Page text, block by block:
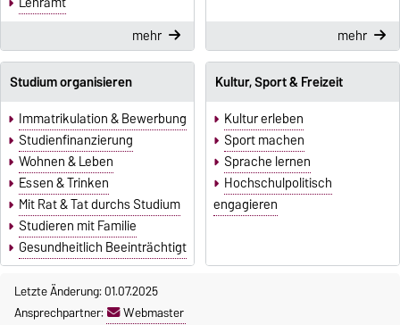
mehr
mehr
Studium organisieren
Immatrikulation & Bewerbung
Studienfinanzierung
Wohnen & Leben
Essen & Trinken
Mit Rat & Tat durchs Studium
Studieren mit Familie
Gesundheitlich Beeinträchtigt
Kultur, Sport & Freizeit
Kultur erleben
Sport machen
Sprache lernen
Hochschulpolitisch
engagieren
Letzte Änderung: 01.07.2025
Ansprechpartner:
Webmaster